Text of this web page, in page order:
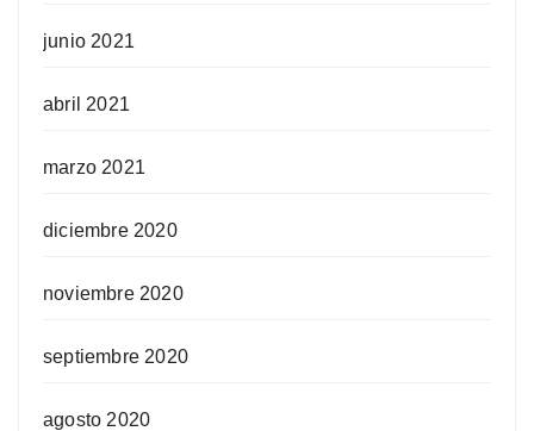
junio 2021
abril 2021
marzo 2021
diciembre 2020
noviembre 2020
septiembre 2020
agosto 2020